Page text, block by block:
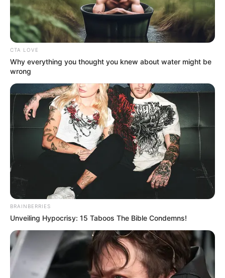
-ad4
O PLP 185 é um Projeto: ele busca o reconhecimento da
Aposentadoria Digna, um direito justo, que deve vir como
consequência do nosso trabalho.
🚨 Unidos, venceremos!
Aposentadoria justa e digna não é favor, é direito.O PLP 185 ou
PEC 14só serão realidade, se cada um de nós assumir o
compromisso de lutar até o fim, unidos.
Matérias Bônus:
🧊
Saiba como Consultar o Incentivo
Cálculo da Insalubridade sobre o base.
🧊
Quantas visitas o ACS deve realizar?
Entretenimento: Os melhores doramas
CTA LOVE
Why everything you thought you knew about water might be
wrong
BRAINBERRIES
Unveiling Hypocrisy: 15 Taboos The Bible Condemns!